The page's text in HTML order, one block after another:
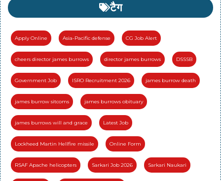
टैग
Apply Online Asia-Pacific defense CG Job Alert
cheers director james burrows director james burrows DSSSB
Government Job ISRO Recruitment 2026 james burrow death
james burrow sitcoms james burrows obituary
james burrows will and grace Latest Job
Lockheed Martin Hellfire missile Online Form
RSAF Apache helicopters Sarkari Job 2026 Sarkari Naukari